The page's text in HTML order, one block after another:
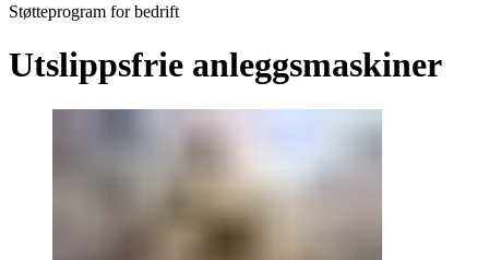
Støtteprogram for bedrift
Utslippsfrie anleggsmaskiner